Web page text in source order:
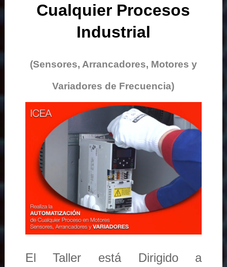
Cualquier Procesos
Industrial
(Sensores, Arrancadores, Motores y
Variadores de Frecuencia)
El Taller está Dirigido a